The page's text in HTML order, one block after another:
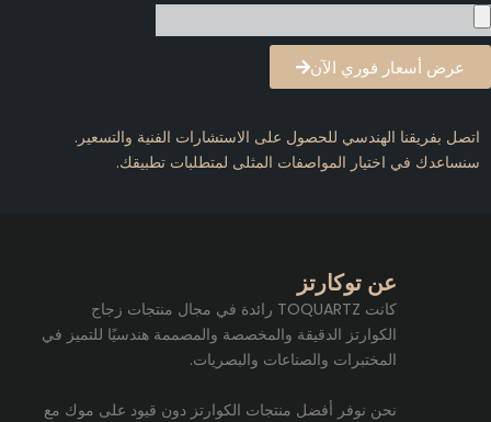
عرض أسعار فوري الآن
اتصل بفريقنا الهندسي للحصول على الاستشارات الفنية والتسعير.
سنساعدك في اختيار المواصفات المثلى لمتطلبات تطبيقك.
عن توكارتز
كانت TOQUARTZ رائدة في مجال منتجات زجاج
الكوارتز الدقيقة والمخصصة والمصممة هندسيًا للتميز في
المختبرات والصناعات والبصريات.
نحن نوفر أفضل منتجات الكوارتز دون قيود على موك مع